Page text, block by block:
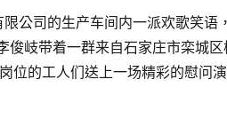
限公司的生产车间内一派欢歌笑语
俊岐带着一群来自石家庄市栾城
位的工人们送上一场精彩的慰问演